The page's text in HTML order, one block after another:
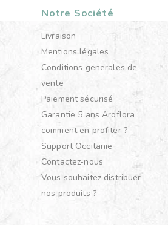
Notre Société
Livraison
Mentions légales
Conditions generales de
vente
Paiement sécurisé
Garantie 5 ans Aroflora :
comment en profiter ?
Support Occitanie
Contactez-nous
Vous souhaitez distribuer
nos produits ?